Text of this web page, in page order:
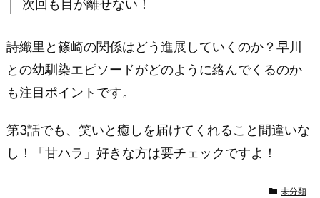
次回も目が離せない！
詩織里と篠崎の関係はどう進展していくのか？早川
との幼馴染エピソードがどのように絡んでくるのか
も注目ポイントです。
第3話でも、笑いと癒しを届けてくれること間違いな
し！「甘ハラ」好きな方は要チェックですよ！
未分類